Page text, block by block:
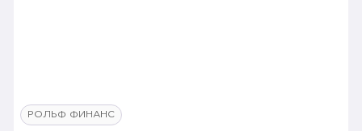
РОЛЬФ ФИНАНС